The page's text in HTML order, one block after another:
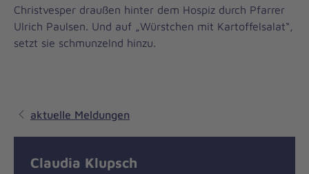
Christvesper draußen hinter dem Hospiz durch Pfarrer
Ulrich Paulsen. Und auf „Würstchen mit Kartoffelsalat“,
setzt sie schmunzelnd hinzu.
aktuelle Meldungen
Claudia Klupsch